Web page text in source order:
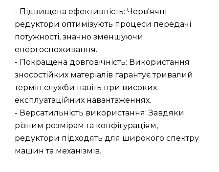
- Підвищена ефективність: Черв'ячні
редуктори оптимізують процеси передачі
потужності, значно зменшуючи
енергоспоживання.
- Покращена довговічність: Використання
зносостійких матеріалів гарантує тривалий
термін служби навіть при високих
експлуатаційних навантаженнях.
- Версатильність використання: Завдяки
різним розмірам та конфігураціям,
редуктори підходять для широкого спектру
машин та механізмів.